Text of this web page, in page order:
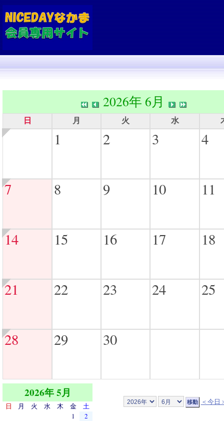
2026年 6月
日 月 火 水
1 2 3 4
7 8 9 10 11
14 15 16 17 18
21 22 23 24 25
28 29 30
＜今日
2026年 5月
日 月 火 水 木 金
土
1
2